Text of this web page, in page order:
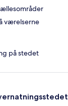
værelserne
på stedet